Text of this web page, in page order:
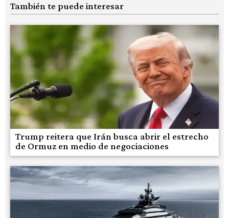
También te puede interesar
Trump reitera que Irán busca abrir el estrecho
de Ormuz en medio de negociaciones